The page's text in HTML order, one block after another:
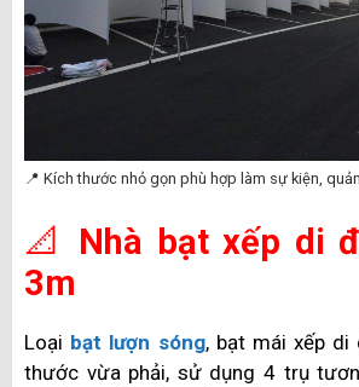
📍 Kích thước nhỏ gọn phù hợp làm sự kiện,
📐 Nhà bạt xếp di
3m
Loại bạt lượn sóng, bạt mái xếp di
thước vừa phải, sử dụng 4 trụ